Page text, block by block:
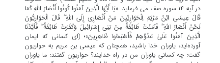
در آیه ۱۴ سوره صف می فرماید: «یَا أَیُّهَا الَّذِینَ آمَنُوا کُونُوا أَنْصَارَ اللَّهِ کَمَا
قَالَ عِیسَی ابْنُ مَرْیَمَ لِلْحَوَارِیِّینَ مَنْ أَنْصَارِی إِلَی اللَّهِ ۖ قَالَ الْحَوَارِیُّونَ
نَحْنُ أَنْصَارُ اللَّهِ ۖ فَآمَنَتْ طَائِفَةٌ مِنْ بَنِی إِسْرَائِیلَ وَکَفَرَتْ طَائِفَةٌ ۖ فَأَیَّدْنَا
الَّذِینَ آمَنُوا عَلَیٰ عَدُوِّهِمْ فَأَصْبَحُوا ظَاهِرِینَ»؛ (ای کسانی که ایمان
آورده‌اید، یاوران خدا باشید، همچنان که عیسی بن مریم به حواریون
گفت: چه کسانی یاوران من در راه خدایند؟ حواریون گفتند: ما یاوران